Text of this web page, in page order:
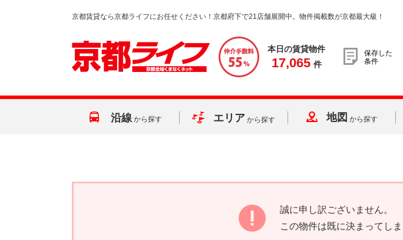
京都賃貸なら京都ライフにお任せください！京都府下で21店舗展開中。物件掲載数が京都最大級！
本日の賃貸物件
17,065 件
保存した
条件
沿線 から探す エリア から探す 地図 から探す
誠に申し訳ございません。
この物件は既に決まってし